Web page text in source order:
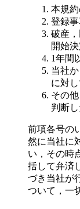
本規
登録
破産
開始
1年間
当社
に対
その
判断
前項各号の
然に当社に
い，その時
括して弁済
づき当社が
ついて，一